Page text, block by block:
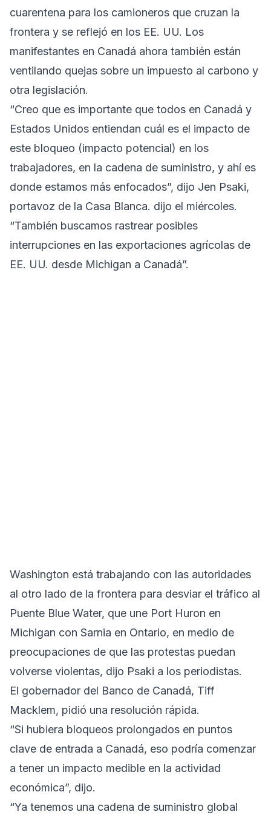
cuarentena para los camioneros que cruzan la
frontera y se reflejó en los EE. UU. Los
manifestantes en Canadá ahora también están
ventilando quejas sobre un impuesto al carbono y
otra legislación.
“Creo que es importante que todos en Canadá y
Estados Unidos entiendan cuál es el impacto de
este bloqueo (impacto potencial) en los
trabajadores, en la cadena de suministro, y ahí es
donde estamos más enfocados”, dijo Jen Psaki,
portavoz de la Casa Blanca. dijo el miércoles.
“También buscamos rastrear posibles
interrupciones en las exportaciones agrícolas de
EE. UU. desde Michigan a Canadá”.
Washington está trabajando con las autoridades
al otro lado de la frontera para desviar el tráfico al
Puente Blue Water, que une Port Huron en
Michigan con Sarnia en Ontario, en medio de
preocupaciones de que las protestas puedan
volverse violentas, dijo Psaki a los periodistas.
El gobernador del Banco de Canadá, Tiff
Macklem, pidió una resolución rápida.
“Si hubiera bloqueos prolongados en puntos
clave de entrada a Canadá, eso podría comenzar
a tener un impacto medible en la actividad
económica”, dijo.
“Ya tenemos una cadena de suministro global